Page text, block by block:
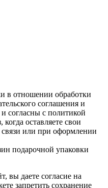
в отношении обработки
соглашения и
согласны с политикой
оставляете свои
или при оформлении
подарочной упаковки
вы даете согласие на
запретить сохранение